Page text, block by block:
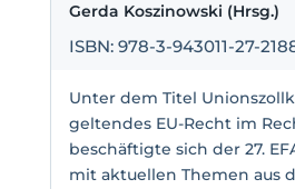
Gerda Koszinowski (Hrsg.)
ISBN: 978-3-943011-27-2
Unter dem Titel
geltendes EU-Recht im
beschäftigte sich der 27.
mit aktuellen Themen aus